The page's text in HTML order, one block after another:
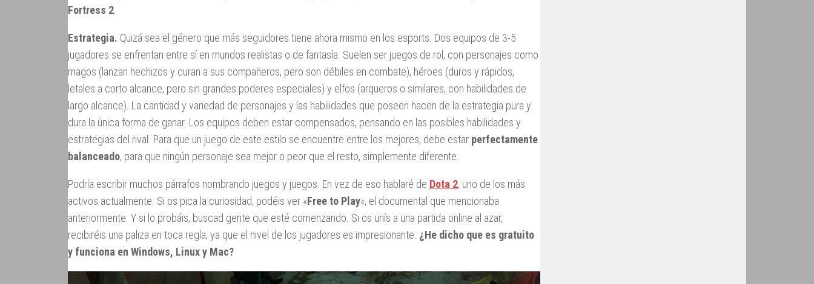
Fortress 2
Estrategia. Quizá sea el género que más seguidores tiene ahora mismo en los esports. Dos equipos de 3-5
jugadores se enfrentan entre sí en mundos realistas o de fantasía. Suelen ser juegos de rol, con personajes como
magos (lanzan hechizos y curan a sus compañeros, pero son débiles en combate), héroes (duros y rápidos,
letales a corto alcance, pero sin grandes poderes especiales) y elfos (arqueros o similares, con habilidades de
largo alcance). La cantidad y variedad de personajes y las habilidades que poseen hacen de la estrategia pura y
dura la única forma de ganar. Los equipos deben estar compensados, pensando en las posibles habilidades y
estrategias del rival. Para que un juego de este estilo se encuentre entre los mejores, debe estar perfectamente
balanceado, para que ningún personaje sea mejor o peor que el resto, simplemente diferente.
Podría escribir muchos párrafos nombrando juegos y juegos. En vez de eso hablaré de Dota 2, uno de los más
activos actualmente. Si os pica la curiosidad, podéis ver «Free to Play«, el documental que mencionaba
anteriormente. Y si lo probáis, buscad gente que esté comenzando. Si os unís a una partida online al azar,
recibiréis una paliza en toca regla, ya que el nivel de los jugadores es impresionante. ¿He dicho que es gratuito
y funciona en Windows, Linux y Mac?